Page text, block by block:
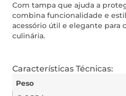
Com tampa que ajuda a
combina funcionalidade e
acessório útil e elegante para
culinária.
Características Técnicas:
Peso